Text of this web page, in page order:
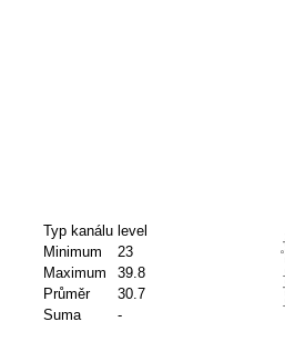
Typ kanálu level
Minimum
23
Maximum
39.8
Průměr
30.7
Suma
-